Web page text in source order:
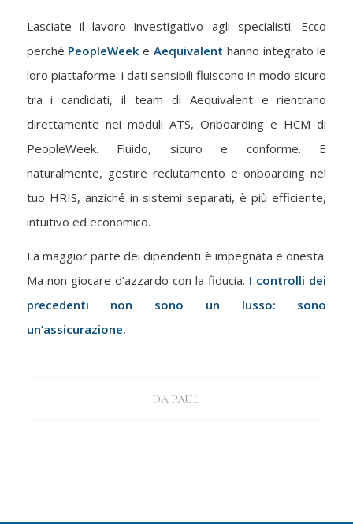
Lasciate il lavoro investigativo agli specialisti. Ecco
perché PeopleWeek eAequivalent hanno integrato le
loro piattaforme: i dati sensibili fluiscono in modo sicuro
tra i candidati, il team di Aequivalent e rientrano
direttamente nei moduli ATS, Onboarding e HCM di
PeopleWeek. Fluido, sicuro e conforme. E
naturalmente, gestire reclutamento e onboarding nel
tuo HRIS, anziché in sistemi separati, è più efficiente,
intuitivo ed economico.
La maggior parte dei dipendenti è impegnata e onesta.
Ma non giocare d’azzardo con la fiducia. I controlli dei
precedenti non sono un lusso: sono
un’assicurazione.
DA PAUL